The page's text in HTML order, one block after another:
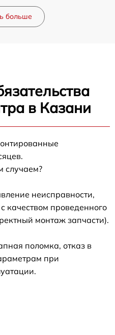
больше
в Казани
случаем?
неисправности,
качеством проведенного
монтаж запчасти).
поломка, отказ в
при